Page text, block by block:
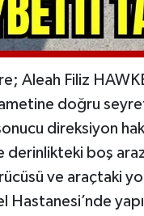
Aleah Filiz
doğru
direksiyon
derinlikteki boş
ve araçtaki
Hastanesi’nde